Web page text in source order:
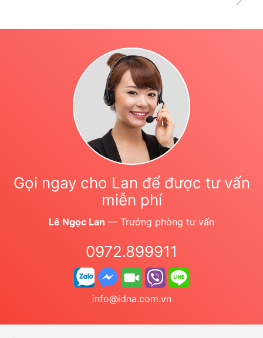
Gọi ngay cho Lan để được tư vấn
miễn phí
Lê Ngọc Lan — Trưởng phòng tư vấn
0972.899911
info@idna.com.vn